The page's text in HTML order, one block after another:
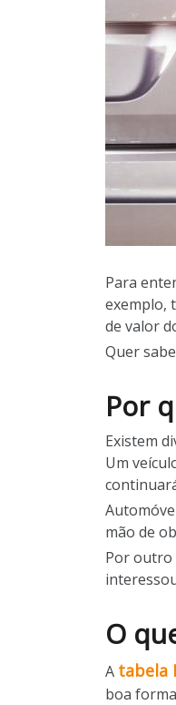
Para
exemplo,
de valor
Quer
Por
Existem
Um
mão de
Por outro
O
A tabela
boa